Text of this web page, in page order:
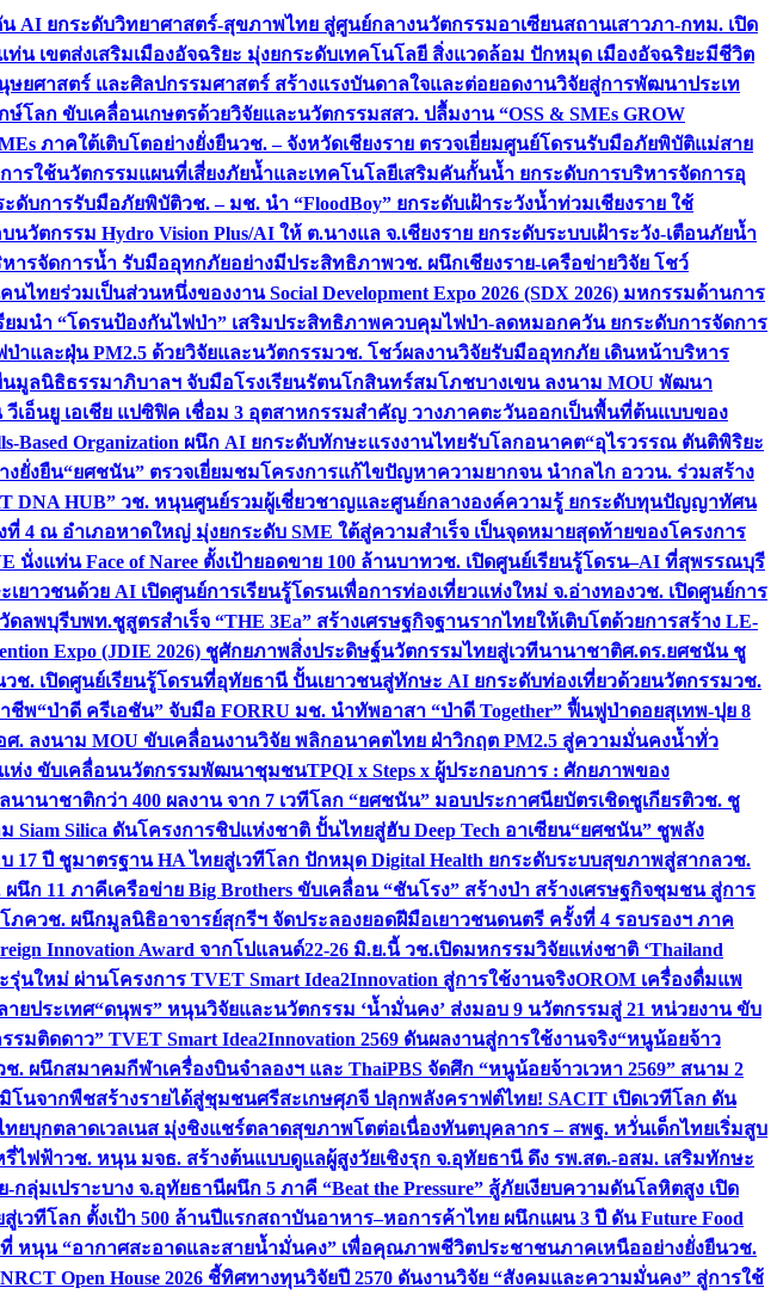
น AI ยกระดับวิทยาศาสตร์-สุขภาพไทย สู่ศูนย์กลางนวัตกรรมอาเซียนสถานเสาวภา-กทม. เปิด
ท่น เขตส่งเสริมเมืองอัจฉริยะ มุ่งยกระดับเทคโนโลยี สิ่งแวดล้อม ปักหมุด เมืองอัจฉริยะมีชีวิต
ศาสตร์ และศิลปกรรมศาสตร์ สร้างแรงบันดาลใจและต่อยอดงานวิจัยสู่การพัฒนาประเท
โลก ขับเคลื่อนเกษตรด้วยวิจัยและนวัตกรรมสสว. ปลื้มงาน “OSS & SMEs GROW
ภาคใต้เติบโตอย่างยั่งยืนวช. – จังหวัดเชียงราย ตรวจเยี่ยมศูนย์โดรนรับมือภัยพิบัติแม่สาย
ารใช้นวัตกรรมแผนที่เสี่ยงภัยน้ำและเทคโนโลยีเสริมคันกั้นน้ำ ยกระดับการบริหารจัดการอุ
ะดับการรับมือภัยพิบัติวช. – มช. นำ “FloodBoy” ยกระดับเฝ้าระวังน้ำท่วมเชียงราย ใช้
นวัตกรรม Hydro Vision Plus/AI ให้ ต.นางแล จ.เชียงราย ยกระดับระบบเฝ้าระวัง-เตือนภัยน้ำ
ารจัดการน้ำ รับมืออุทกภัยอย่างมีประสิทธิภาพวช. ผนึกเชียงราย-เครือข่ายวิจัย โชว์
ไทยร่วมเป็นส่วนหนึ่งของงาน Social Development Expo 2026 (SDX 2026) มหกรรมด้านการ
ยมนำ “โดรนป้องกันไฟป่า” เสริมประสิทธิภาพควบคุมไฟป่า-ลดหมอกควัน ยกระดับการจัดการ
าและฝุ่น PM2.5 ด้วยวิจัยและนวัตกรรมวช. โชว์ผลงานวิจัยรับมืออุทกภัย เดินหน้าบริหาร
นมูลนิธิธรรมาภิบาลฯ จับมือโรงเรียนรัตนโกสินทร์สมโภชบางเขน ลงนาม MOU พัฒนา
เอ็นยู เอเชีย แปซิฟิค เชื่อม 3 อุตสาหกรรมสำคัญ วางภาคตะวันออกเป็นพื้นที่ต้นแบบของ
Based Organization ผนึก AI ยกระดับทักษะแรงงานไทยรับโลกอนาคต“อุไรวรรณ ตันติพิริยะ
งยั่งยืน“ยศชนัน” ตรวจเยี่ยมชมโครงการแก้ไขปัญหาความยากจน นำกลไก อววน. ร่วมสร้าง
DNA HUB” วช. หนุนศูนย์รวมผู้เชี่ยวชาญและศูนย์กลางองค์ความรู้ ยกระดับทุนปัญญาทัศน
ที่ 4 ณ อำเภอหาดใหญ่ มุ่งยกระดับ SME ใต้สู่ความสำเร็จ เป็นจุดหมายสุดท้ายของโครงการ
นั่งแท่น Face of Naree ตั้งเป้ายอดขาย 100 ล้านบาทวช. เปิดศูนย์เรียนรู้โดรน–AI ที่สุพรรณบุรี
ยาวชนด้วย AI เปิดศูนย์การเรียนรู้โดรนเพื่อการท่องเที่ยวแห่งใหม่ จ.อ่างทองวช. เปิดศูนย์การ
ดลพบุรีบพท.ชูสูตรสำเร็จ “THE 3Ea” สร้างเศรษฐกิจฐานรากไทยให้เติบโตด้วยการสร้าง LE-
Expo (JDIE 2026) ชูศักยภาพสิ่งประดิษฐ์นวัตกรรมไทยสู่เวทีนานาชาติศ.ดร.ยศชนัน ชู
วช. เปิดศูนย์เรียนรู้โดรนที่อุทัยธานี ปั้นเยาวชนสู่ทักษะ AI ยกระดับท่องเที่ยวด้วยนวัตกรรมวช.
ชีพ“ป่าดี ครีเอชัน” จับมือ FORRU มช. นำทัพอาสา “ป่าดี Together” ฟื้นฟูป่าดอยสุเทพ-ปุย 8
. ลงนาม MOU ขับเคลื่อนงานวิจัย พลิกอนาคตไทย ฝ่าวิกฤต PM2.5 สู่ความมั่นคงน้ำทั่ว
แห่ง ขับเคลื่อนนวัตกรรมพัฒนาชุมชนTPQI x Steps x ผู้ประกอบการ : ศักยภาพของ
นานาชาติกว่า 400 ผลงาน จาก 7 เวทีโลก “ยศชนัน” มอบประกาศนียบัตรเชิดชูเกียรติวช. ชู
Siam Silica ดันโครงการชิปแห่งชาติ ปั้นไทยสู่ฮับ Deep Tech อาเซียน“ยศชนัน” ชูพลัง
17 ปี ชูมาตรฐาน HA ไทยสู่เวทีโลก ปักหมุด Digital Health ยกระดับระบบสุขภาพสู่สากลวช.
ผนึก 11 ภาคีเครือข่าย Big Brothers ขับเคลื่อน “ชันโรง” สร้างป่า สร้างเศรษฐกิจชุมชน สู่การ
ภควช. ผนึกมูลนิธิอาจารย์สุกรีฯ จัดประลองยอดฝีมือเยาวชนดนตรี ครั้งที่ 4 รอบรองฯ ภาค
Innovation Award จากโปแลนด์22-26 มิ.ย.นี้ วช.เปิดมหกรรมวิจัยแห่งชาติ ‘Thailand
นใหม่ ผ่านโครงการ TVET Smart Idea2Innovation สู่การใช้งานจริงOROM เครื่องดื่มแพ
ยประเทศ“ดนุพร” หนุนวิจัยและนวัตกรรม ‘น้ำมั่นคง’ ส่งมอบ 9 นวัตกรรมสู่ 21 หน่วยงาน ขับ
ติดดาว” TVET Smart Idea2Innovation 2569 ดันผลงานสู่การใช้งานจริง“หนูน้อยจ้าว
ช. ผนึกสมาคมกีฬาเครื่องบินจำลองฯ และ ThaiPBS จัดศึก “หนูน้อยจ้าวเวหา 2569” สนาม 2
นจากพืชสร้างรายได้สู่ชุมชนศรีสะเกษศุภจี ปลุกพลังคราฟต์ไทย! SACIT เปิดเวทีโลก ดัน
ทยบุกตลาดเวลเนส มุ่งชิงแชร์ตลาดสุขภาพโตต่อเนื่องทันตบุคลากร – สพฐ. หวั่นเด็กไทยเริ่มสูบ
รี่ไฟฟ้าวช. หนุน มจธ. สร้างต้นแบบดูแลผู้สูงวัยเชิงรุก จ.อุทัยธานี ดึง รพ.สต.-อสม. เสริมทักษะ
กลุ่มเปราะบาง จ.อุทัยธานีผนึก 5 ภาคี “Beat the Pressure” สู้ภัยเงียบความดันโลหิตสูง เปิด
เวทีโลก ตั้งเป้า 500 ล้านปีแรกสถาบันอาหาร–หอการค้าไทย ผนึกแผน 3 ปี ดัน Future Food
หนุน “อากาศสะอาดและสายน้ำมั่นคง” เพื่อคุณภาพชีวิตประชาชนภาคเหนืออย่างยั่งยืนวช.
NRCT Open House 2026 ชี้ทิศทางทุนวิจัยปี 2570 ดันงานวิจัย “สังคมและความมั่นคง” สู่การใช้